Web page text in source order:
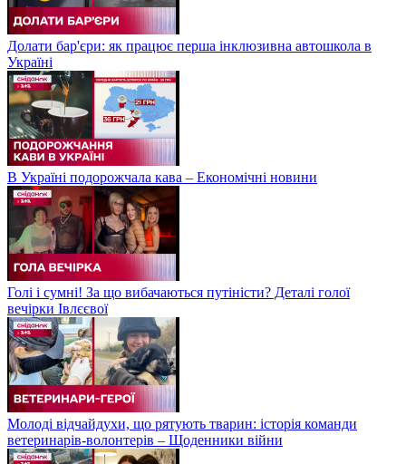
Долати бар'єри: як працює перша інклюзивна автошкола в
Україні
В Україні подорожчала кава – Економічні новини
Голі і сумні! За що вибачаються путіністи? Деталі голої
вечірки Івлєєвої
Молоді відчайдухи, що рятують тварин: історія команди
ветеринарів-волонтерів – Щоденники війни